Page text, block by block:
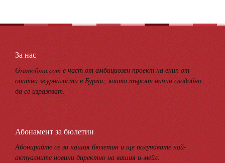
За нас
Gramofona.com е част от амбициозен проект на екип от
опитни журналисти в Бургас, които търсят начин сводобно
да се изразяват.
Абонамент за бюлетин
Абонирайте се за нашия бюлетин и ще получавате най-
актуалните новини директно на вашия и-мейл.